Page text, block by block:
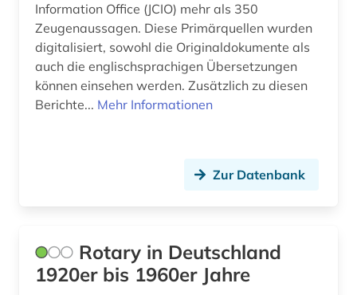
Information Office (JCIO) mehr als 350
Zeugenaussagen. Diese Primärquellen wurden
digitalisiert, sowohl die Originaldokumente als
auch die englischsprachigen Übersetzungen
können einsehen werden. Zusätzlich zu diesen
Berichte... Mehr Informationen
Zur Datenbank
Rotary in Deutschland
1920er bis 1960er Jahre